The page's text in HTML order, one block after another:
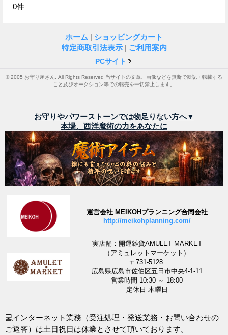
0件
ホーム | ショッピングカート
特定商取引法表示 | ご利用案内
PCサイト
© 2005 お守り屋さん. All Rights Reserved 当サイトの文章、画像などを無断で転記・転載する
こと及びオークション等での転売を一切禁止します。
お守りやパワーストーンでは物足りない方へ▼
本場、西洋魔術の力をあなたに
運営会社 MEIKOHプランニング合同会社
http://meikohplanning.com/
実店舗：開運雑貨AMULET MARKET
（アミュレットマーケット）
〒731-5128
広島県広島市佐伯区五日市中央4-1-11
営業時間 10:30 ～ 18:00
定休日 木曜日
💻インターネット業務（受注処理・発送業務・お問い合わせの
ご返答）は土日祝日は休業とさせて頂いております。